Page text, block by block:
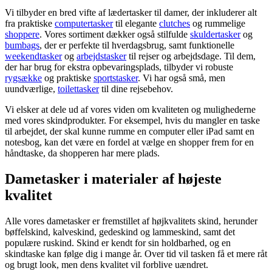
Vi tilbyder en bred vifte af lædertasker til damer, der inkluderer alt
fra praktiske computertaskertil elegante clutches og rummelige
shoppere. Vores sortiment dækker også stilfulde skuldertaskerog
bumbags, der er perfekte til hverdagsbrug, samt funktionelle
weekendtaskerog arbejdstaskertil rejser og arbejdsdage. Til dem,
der har brug for ekstra opbevaringsplads, tilbyder vi robuste
rygsække og praktiske sportstasker. Vi har også små, men
uundværlige, toilettaskertil dine rejsebehov.
Vi elsker at dele ud af vores viden om kvaliteten og mulighederne
med vores skindprodukter. For eksempel, hvis du mangler en taske
til arbejdet, der skal kunne rumme en computer eller iPad samt en
notesbog, kan det være en fordel at vælge en shopper frem for en
håndtaske, da shopperen har mere plads.
Dametasker i materialer af højeste
kvalitet
Alle vores dametasker er fremstillet af højkvalitets skind, herunder
bøffelskind, kalveskind, gedeskind og lammeskind, samt det
populære ruskind. Skind er kendt for sin holdbarhed, og en
skindtaske kan følge dig i mange år. Over tid vil tasken få et mere råt
og brugt look, men dens kvalitet vil forblive uændret.